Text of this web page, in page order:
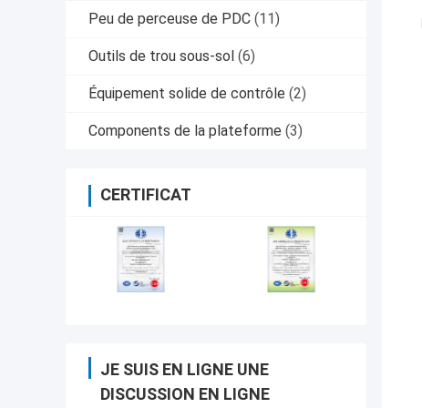
Peu de perceuse de PDC (11)
Outils de trou sous-sol (6)
Équipement solide de contrôle (2)
Components de la plateforme (3)
CERTIFICAT
JE SUIS EN LIGNE UNE
DISCUSSION EN LIGNE